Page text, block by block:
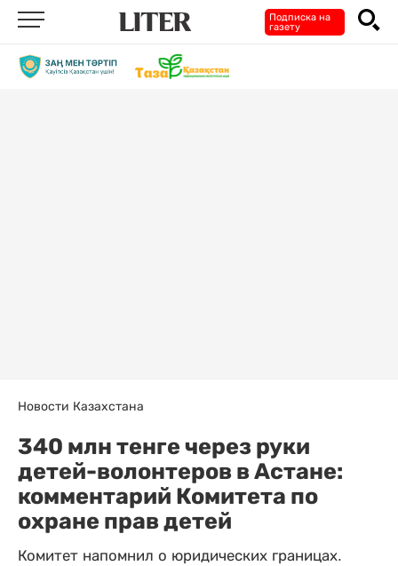
Подписка на
газету
Новости Казахстана
340 млн тенге через руки
детей-волонтеров в Астане:
комментарий Комитета по
охране прав детей
Комитет напомнил о юридических границах.